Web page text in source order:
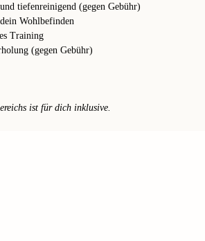
tiefenreinigend (gegen Gebühr)
Wohlbefinden
Training
(gegen Gebühr)
ist für dich inklusive.